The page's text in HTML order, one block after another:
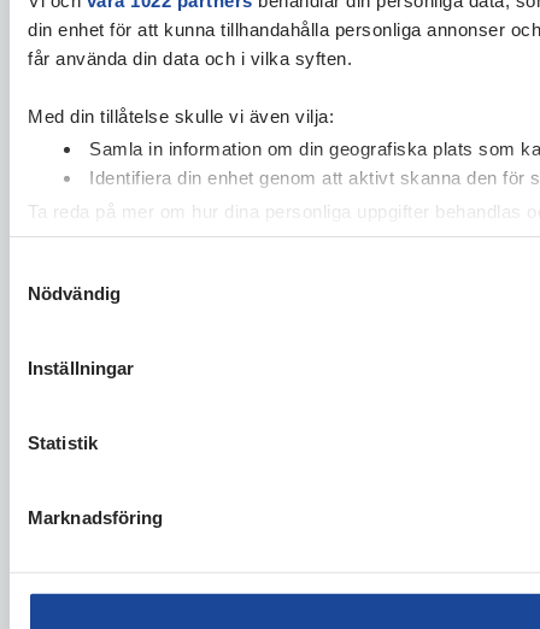
din enhet för att kunna tillhandahålla personliga annonser
får använda din data och i vilka syften.
Med din tillåtelse skulle vi även vilja:
Samla in information om din geografiska plats som
Identifiera din enhet genom att aktivt skanna den för
Ta reda på mer om hur dina personliga uppgifter behandlas
cookie-förklaringen.
Vi använder enhetsidentifierare för att anpassa innehållet
Nödvändig
Inställningar
Statistik
Marknadsföring